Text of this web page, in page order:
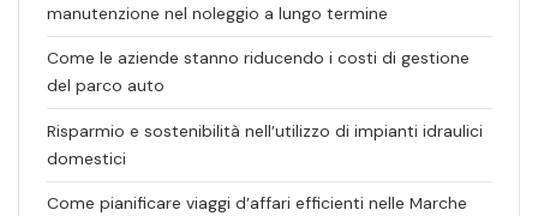
manutenzione nel noleggio a lungo termine
Come le aziende stanno riducendo i costi di gestione
del parco auto
Risparmio e sostenibilità nell’utilizzo di impianti idraulici
domestici
Come pianificare viaggi d’affari efficienti nelle Marche